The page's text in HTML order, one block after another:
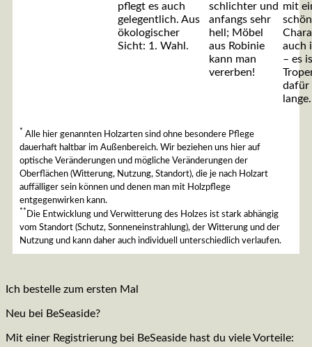
pflegt es auch
gelegentlich. Aus
ökologischer
Sicht: 1. Wahl.
schlichter und
anfangs sehr
hell; Möbel
aus Robinie
kann man
vererben!
mit
auch
– es
dafür
lange.
* Alle hier genannten Holzarten sind ohne besondere Pflege
dauerhaft haltbar im Außenbereich. Wir beziehen uns hier auf
optische Veränderungen und mögliche Veränderungen der
Oberflächen (Witterung, Nutzung, Standort), die je nach Holzart
auffälliger sein können und denen man mit Holzpflege
entgegenwirken kann.
** Die Entwicklung und Verwitterung des Holzes ist stark abhängig
vom Standort (Schutz, Sonneneinstrahlung), der Witterung und der
Nutzung und kann daher auch individuell unterschiedlich verlaufen.
Ich bestelle zum ersten Mal
Neu bei BeSeaside?
Mit einer Registrierung bei BeSeaside hast du viele Vorteile: